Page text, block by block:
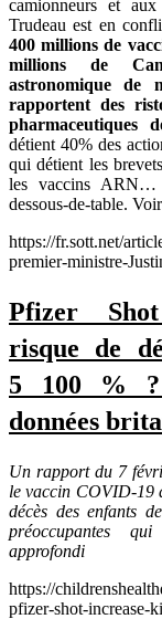
camionneurs et
Trudeau est en
400 millions de
millions de
astronomique de
rapportent des
pharmaceutiques
détient 40% des
qui détient les
les vaccins ARN…
dessous-de-table.
https://fr.sott.net/
premier-ministre-
Pfizer
risque de
5 100 %
données
Un rapport du 7
le vaccin COVID-19
décès des enfants
préoccupantes
approfondi
https://
pfizer-shot-increase-